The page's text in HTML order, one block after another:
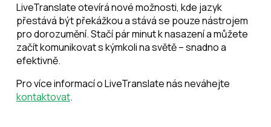
LiveTranslate otevírá nové možnosti, kde jazyk
přestává být překážkou a stává se pouze nástrojem
pro dorozumění. Stačí pár minut k nasazení a můžete
začít komunikovat s kýmkoli na světě – snadno a
efektivně.
Pro více informací o LiveTranslate nás neváhejte
kontaktovat.